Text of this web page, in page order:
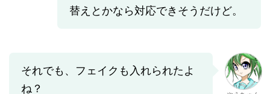
替えとかなら対応できそうだけど。
それでも、フェイクも入れられたよ
ね？